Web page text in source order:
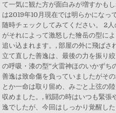
て一気に観た方が面白みが増すかも
は2019年10月現在では明らかになっ
随時チェックしてみてください。 2
がそれによって激怒した獪岳の型に
追い込まれます。, 部屋の外に飛ばさ
立て直した善逸は、最後の力を振り
の呼吸・漆の型“火雷神ほのいかずち
善逸は致命傷を負っていましたがそ
とか一命は取り留め、みごと上弦の
収めました。, 戦闘の時はいつも緊
逸でしたが、今回はしっかり覚醒し